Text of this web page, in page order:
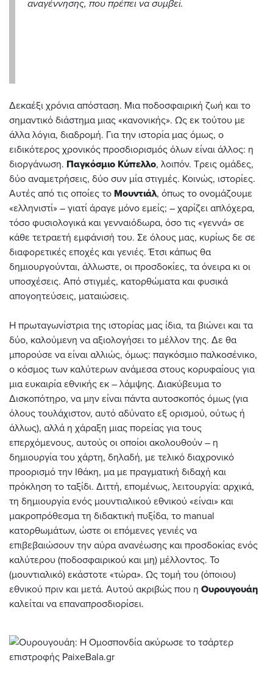
αναγέννησης, που πρέπει να συμβεί.
Δεκαέξι χρόνια απόσταση. Μια ποδοσφαιρική ζωή και το
σημαντικό διάστημα μιας «κανονικής». Ως εκ τούτου με
άλλα λόγια, διαδρομή. Για την ιστορία μας όμως, ο
ειδικότερος χρονικός προσδιορισμός όλων είναι άλλος: η
διοργάνωση. Παγκόσμιο Κύπελλο, λοιπόν. Τρεις ομάδες,
δύο αναμετρήσεις, δύο συν μία στιγμές. Κοινώς, ιστορίες.
Αυτές από τις οποίες το Μουντιάλ, όπως το ονομάζουμε
«ελληνιστί» – γιατί άραγε μόνο εμείς; – χαρίζει απλόχερα,
τόσο φυσιολογικά και γενναιόδωρα, όσο τις «γεννά» σε
κάθε τετραετή εμφάνισή του. Σε όλους μας, κυρίως δε σε
διαφορετικές εποχές και γενιές. Έτσι κάπως θα
δημιουργούνται, άλλωστε, οι προσδοκίες, τα όνειρα κι οι
υποσχέσεις. Από στιγμές, κατορθώματα και φυσικά
απογοητεύσεις, ματαιώσεις.
Η πρωταγωνίστρια της ιστορίας μας ίδια, τα βιώνει και τα
δύο, καλούμενη να αξιολογήσει το μέλλον της. Δε θα
μπορούσε να είναι αλλιώς, όμως: παγκόσμιο παλκοσένικο,
ο κόσμος των καλύτερων ανάμεσα στους κορυφαίους για
μια ευκαιρία εθνικής εκ – λάμψης. Διακύβευμα το
Δισκοπότηρο, να μην είναι πάντα αυτοσκοπός όμως (για
όλους τουλάχιστον, αυτό αδύνατο εξ ορισμού, ούτως ή
άλλως), αλλά η χάραξη μιας πορείας για τους
επερχόμενους, αυτούς οι οποίοι ακολουθούν – η
δημιουργία του χάρτη, δηλαδή, με τελικό διαχρονικό
προορισμό την Ιθάκη, μα με πραγματική διδαχή και
πρόκληση το ταξίδι. Διττή, επομένως, λειτουργία: αρχικά,
τη δημιουργία ενός μουντιαλικού εθνικού «είναι» και
μακροπρόθεσμα τη διδακτική πυξίδα, το manual
κατορθωμάτων, ώστε οι επόμενες γενιές να
επιβεβαιώσουν την αύρα ανανέωσης και προσδοκίας ενός
καλύτερου (ποδοσφαιρικού και μη) μέλλοντος. Το
(μουντιαλικό) εκάστοτε «τώρα». Ως τομή του (όποιου)
εθνικού πριν και μετά. Αυτού ακριβώς που η Ουρουγουάη
καλείται να επαναπροσδιορίσει.